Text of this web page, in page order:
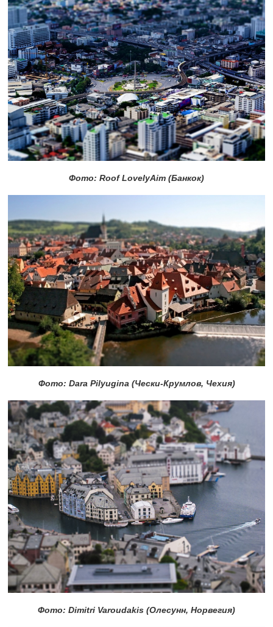
Фото: Roof LovelyAim (Банкок)
Фото: Dara Pilyugina (Чески-Крумлов, Чехия)
Фото: Dimitri Varoudakis (Олесунн, Норвегия)